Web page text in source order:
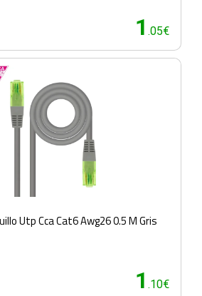
1 .05€
Utp Cca Cat6 Awg26 0.5 M Gris
1 .10€